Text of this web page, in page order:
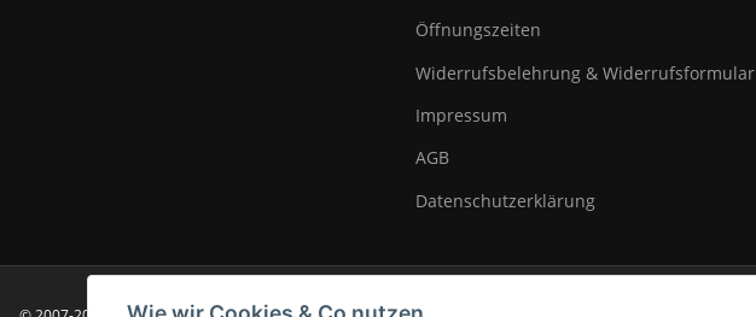
Öffnungszeiten
Widerrufsbelehrung & Widerrufsformular
Impressum
AGB
Datenschutzerklärung